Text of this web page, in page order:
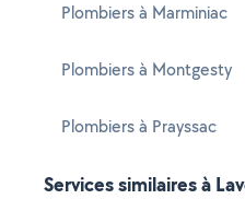
Plombiers à Marminiac
Plombiers à Montgesty
Plombiers à Prayssac
Services similaires à